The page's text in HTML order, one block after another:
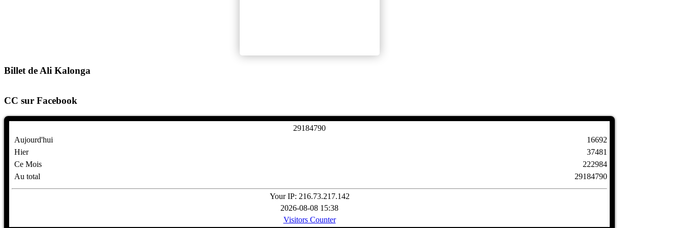
Billet de Ali Kalonga
CC sur Facebook
29184790
Aujourd'hui
Hier
Ce Mois
Au total
16692
37481
222984
29184790
Your IP: 216.73.217.142
2026-08-08 15:38
Visitors Counter